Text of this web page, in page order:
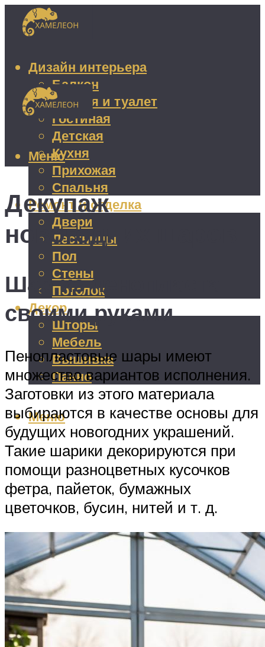
Дизайн интерьера
Балкон
Ванная и туалет
Гостиная
Детская
Кухня
Прихожая
Спальня
Ремонт и отделка
Двери
Лестницы
Пол
Стены
Потолок
Декор
Шторы
Мебель
Вышивка
Панно
Меню
Меню
Декупаж
новогодних шаров
Шар из пенопласта
своими руками
Пенопластовые шары имеют
множество вариантов исполнения.
Заготовки из этого материала
выбираются в качестве основы для
будущих новогодних украшений.
Такие шарики декорируются при
помощи разноцветных кусочков
фетра, пайеток, бумажных
цветочков, бусин, нитей и т. д.